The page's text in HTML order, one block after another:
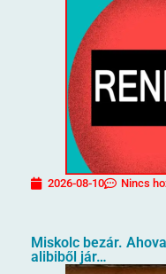
2026-08-10 Nincs
Miskolc bezár.
alibiből jár…